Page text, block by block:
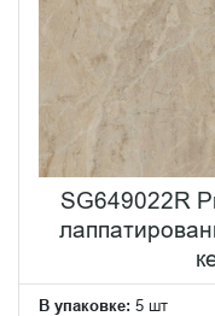
SG649022R
В упаковке: 5 шт